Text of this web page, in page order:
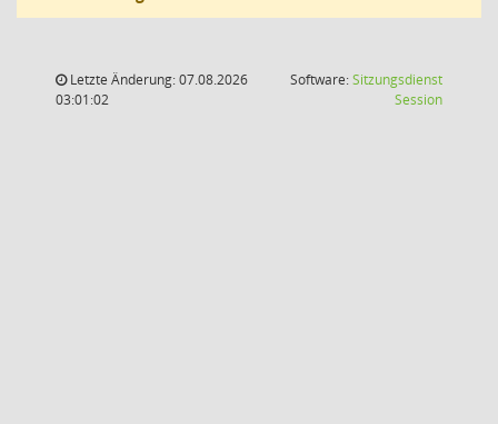
Letzte Änderung: 07.08.2026
03:01:02
Software:Sitzungsdienst
Session(Wird in